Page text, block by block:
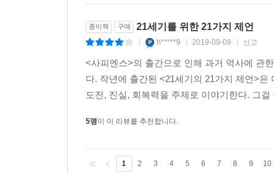
종이책 구매 21세기를 위한 21가지 제언
h*****9 2019-09-09 신고
<사피엔스>의 출간으로 인해 과거 역사에 관
다. 작년에 출간된 <21세기의 21가지 제언>
도전, 진실, 회복력을 주제로 이야기한다. 그
5명이 이 리뷰를 추천합니다.
1 2 3 4 5 6 7 8 9 10